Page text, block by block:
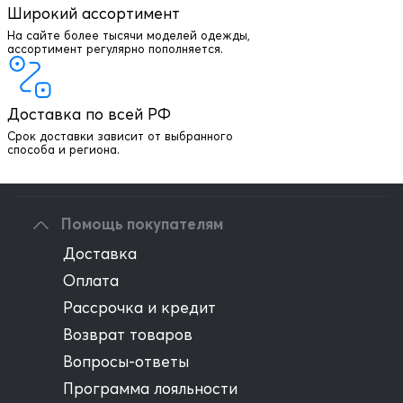
Широкий ассортимент
На сайте более тысячи моделей одежды,
ассортимент регулярно пополняется.
Доставка по всей РФ
Срок доставки зависит от выбранного
способа и региона.
+7 903 003 03 79
Написать директору
Помощь покупателям
Доставка
Оплата
Рассрочка и кредит
Возврат товаров
Вопросы-ответы
Программа лояльности